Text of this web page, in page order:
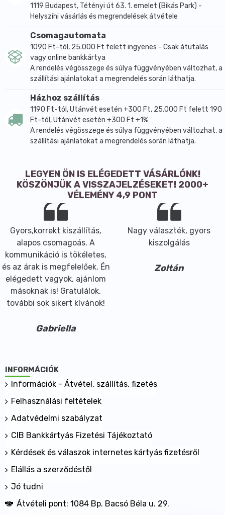
1119 Budapest, Tétényi út 63. 1. emelet (Bikás Park) -
Helyszíni vásárlás és megrendelések átvétele
Csomagautomata
1090 Ft-tól, 25.000 Ft felett ingyenes - Csak átutalás
vagy online bankkártya
A rendelés végösszege és súlya függvényében változhat, a
szállítási ajánlatokat a megrendelés során láthatja.
Házhoz szállítás
1190 Ft-tól, Utánvét esetén +300 Ft, 25.000 Ft felett 190
Ft-tól, Utánvét esetén +300 Ft +1%
A rendelés végösszege és súlya függvényében változhat, a
szállítási ajánlatokat a megrendelés során láthatja.
LEGYEN ÖN IS ELÉGEDETT VÁSÁRLÓNK!
KÖSZÖNJÜK A VISSZAJELZÉSEKET! 2000+
VÉLEMÉNY 4,9 PONT
Gyors,korrekt kiszállítás,
alapos csomagoás. A
kommunikáció is tökéletes,
és az árak is megfelelőek. Én
elégedett vagyok, ajánlom
másoknak is! Gratulálok,
további sok sikert kívánok!
Gabriella
Nagy választék, gyors
kiszolgálás
Zoltán
INFORMÁCIÓK
Információk - Átvétel, szállítás, fizetés
Felhasználási feltételek
Adatvédelmi szabályzat
CIB Bankkártyás Fizetési Tájékoztató
Kérdések és válaszok internetes kártyás fizetésről
Elállás a szerződéstől
Jó tudni
Átvételi pont: 1084 Bp. Bacsó Béla u. 29.